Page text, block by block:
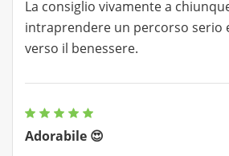
La consiglio vivamente a
intraprendere un percorso serio
verso il benessere.
Adorabile 😍